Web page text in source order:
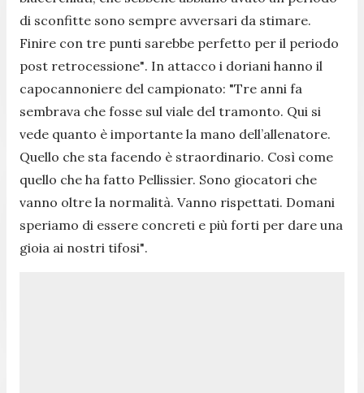
di sconfitte sono sempre avversari da stimare.
Finire con tre punti sarebbe perfetto per il periodo
post retrocessione". In attacco i doriani hanno il
capocannoniere del campionato: "Tre anni fa
sembrava che fosse sul viale del tramonto. Qui si
vede quanto è importante la mano dell’allenatore.
Quello che sta facendo è straordinario. Così come
quello che ha fatto Pellissier. Sono giocatori che
vanno oltre la normalità. Vanno rispettati. Domani
speriamo di essere concreti e più forti per dare una
gioia ai nostri tifosi".